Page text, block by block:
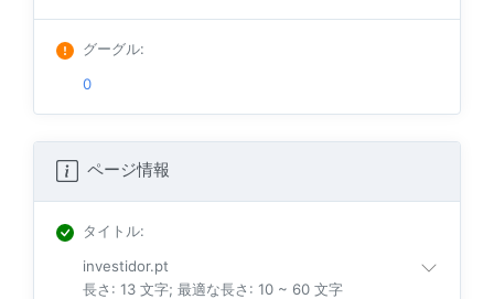
グーグル:
0
ページ情報
タイトル:
investidor.pt
長さ: 13 文字; 最適な長さ: 10 ~ 60 文字